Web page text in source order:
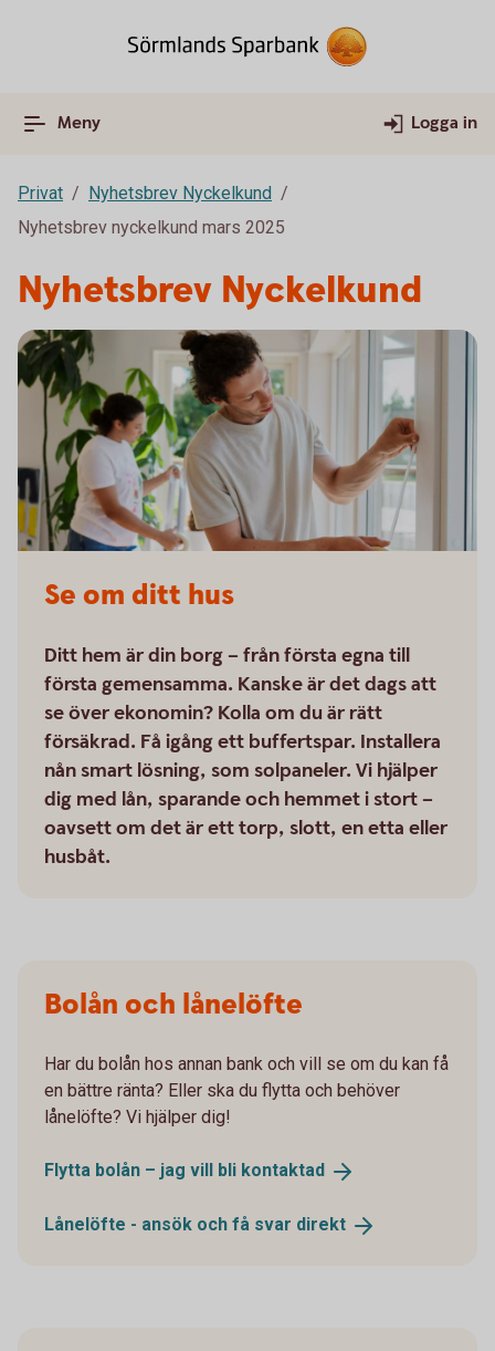
Meny Logga in
Privat
Nyhetsbrev Nyckelkund
Nyhetsbrev nyckelkund mars 2025
Nyhetsbrev Nyckelkund
Se om ditt hus
Ditt hem är din borg – från första egna till
första gemensamma. Kanske är det dags att
se över ekonomin? Kolla om du är rätt
försäkrad. Få igång ett buffertspar. Installera
nån smart lösning, som solpaneler. Vi hjälper
dig med lån, sparande och hemmet i stort –
oavsett om det är ett torp, slott, en etta eller
husbåt.
Bolån och lånelöfte
Har du bolån hos annan bank och vill se om du kan få
en bättre ränta? Eller ska du flytta och behöver
lånelöfte? Vi hjälper dig!
Flytta bolån – jag vill bli kontaktad
Lånelöfte - ansök och få svar direkt